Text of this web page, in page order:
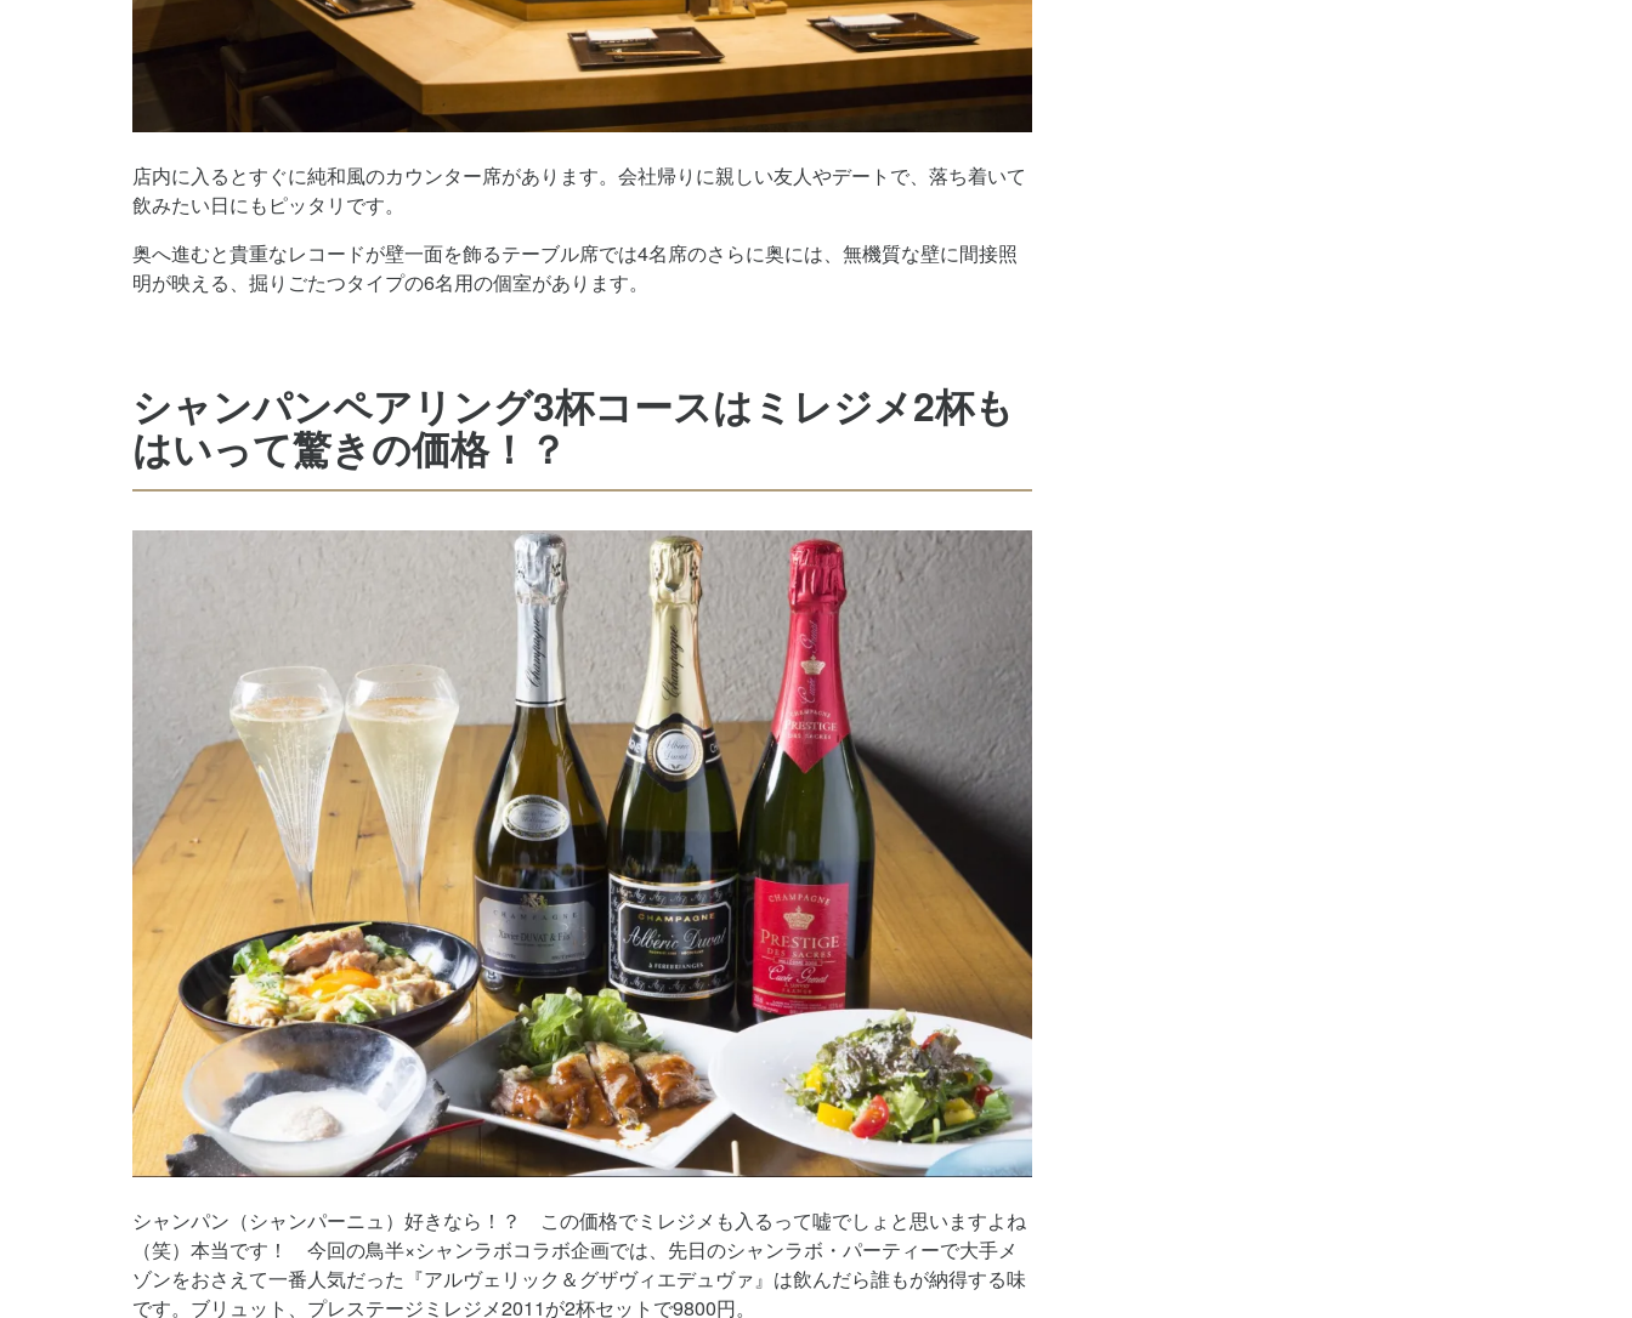
店内に入るとすぐに純和風のカウンター席があります。会社帰りに親しい友人やデートで、落ち着いて
飲みたい日にもピッタリです。
奥へ進むと貴重なレコードが壁一面を飾るテーブル席では4名席のさらに奥には、無機質な壁に間接照
明が映える、掘りごたつタイプの6名用の個室があります。
シャンパンペアリング3杯コースはミレジメ2杯も
はいって驚きの価格！？
シャンパン（シャンパーニュ）好きなら！？ この価格でミレジメも入るって嘘でしょと思いますよね
（笑）本当です！ 今回の鳥半×シャンラボコラボ企画では、先日のシャンラボ・パーティーで大手メ
ゾンをおさえて一番人気だった『アルヴェリック＆グザヴィエデュヴァ』は飲んだら誰もが納得する味
です。ブリュット、プレステージミレジメ2011が2杯セットで9800円。